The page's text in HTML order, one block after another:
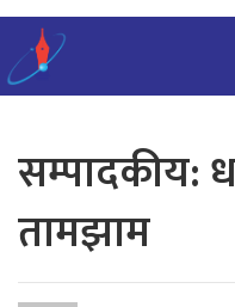
सम्पादकीय:
तामझाम